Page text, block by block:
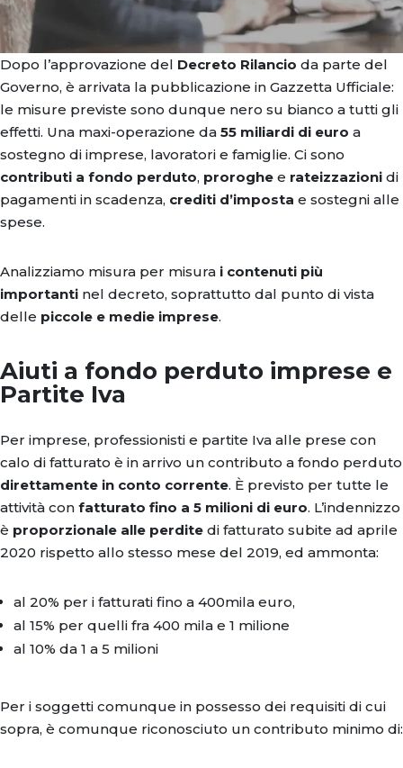
Dopo l’approvazione del Decreto Rilancio da parte del
Governo, è arrivata la pubblicazione in Gazzetta Ufficiale:
le misure previste sono dunque nero su bianco a tutti gli
effetti. Una maxi-operazione da 55 miliardi di euro a
sostegno di imprese, lavoratori e famiglie. Ci sono
contributi a fondo perduto, proroghe e rateizzazioni di
pagamenti in scadenza, crediti d’imposta e sostegni alle
spese.
Analizziamo misura per misura i contenuti più
importanti nel decreto, soprattutto dal punto di vista
delle piccole e medie imprese.
Aiuti a fondo perduto imprese e
Partite Iva
Per imprese, professionisti e partite Iva alle prese con
calo di fatturato è in arrivo un contributo a fondo perduto
direttamente in conto corrente. È previsto per tutte le
attività con fatturato fino a 5 milioni di euro. L’indennizzo
è proporzionale alle perdite di fatturato subite ad aprile
2020 rispetto allo stesso mese del 2019, ed ammonta:
al 20% per i fatturati fino a 400mila euro,
al 15% per quelli fra 400 mila e 1 milione
al 10% da 1 a 5 milioni
Per i soggetti comunque in possesso dei requisiti di cui
sopra, è comunque riconosciuto un contributo minimo di: